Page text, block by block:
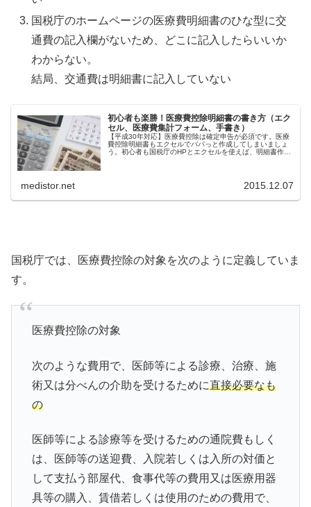
国税庁のホームページの医療費明細書のひな型に交
通費の記入欄がないため、どこに記入したらいいか
わからない。
結局、交通費は明細書に記入していない
初心者も楽勝！医療費控除明細書の書き方（エク
セル、医療費集計フォーム、手書き）
【平成30年対応】医療費控除は確定申告が必須です。医療
費控除明細書もエクセルでパパっと作成してしまいましょ
う。初心者も国税庁のHPとエクセルを使えば、明細書作成
medistor.net 2015.12.07
国税庁では、医療費控除の対象を次のように定義していま
す。
医療費控除の対象
次のような費用で、医師等による診療、治療、施
術又は分べんの介助を受けるために直接必要なも
の
医師等による診療等を受けるための通院費もしく
は、医師等の送迎費、入院若しくは入所の対価と
して支払う部屋代、食事代等の費用又は医療用器
具等の購入、賃借若しくは使用のための費用で、